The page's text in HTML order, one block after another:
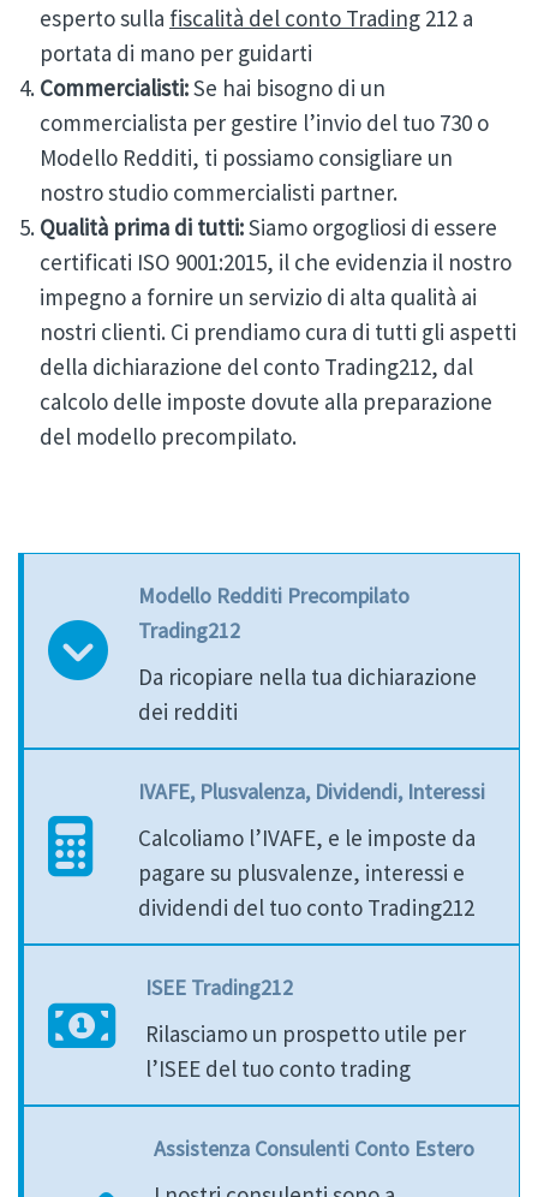
esperto sulla fiscalità del conto Trading 212 a
portata di mano per guidarti
Commercialisti:Se hai bisogno di un
commercialista per gestire l’invio del tuo 730 o
Modello Redditi, ti possiamo consigliare un
nostro studio commercialisti partner.
Qualità prima di tutti:Siamo orgogliosi di essere
certificati ISO 9001:2015, il che evidenzia il nostro
impegno a fornire un servizio di alta qualità ai
nostri clienti. Ci prendiamo cura di tutti gli aspetti
della dichiarazione del conto Trading212, dal
calcolo delle imposte dovute alla preparazione
del modello precompilato.
Modello Redditi Precompilato
Trading212
Da ricopiare nella tua dichiarazione
dei redditi
IVAFE, Plusvalenza, Dividendi, Interessi
Calcoliamo l’IVAFE, e le imposte da
pagare su plusvalenze, interessi e
dividendi del tuo conto Trading212
ISEE Trading212
Rilasciamo un prospetto utile per
l’ISEE del tuo conto trading
Assistenza Consulenti Conto Estero